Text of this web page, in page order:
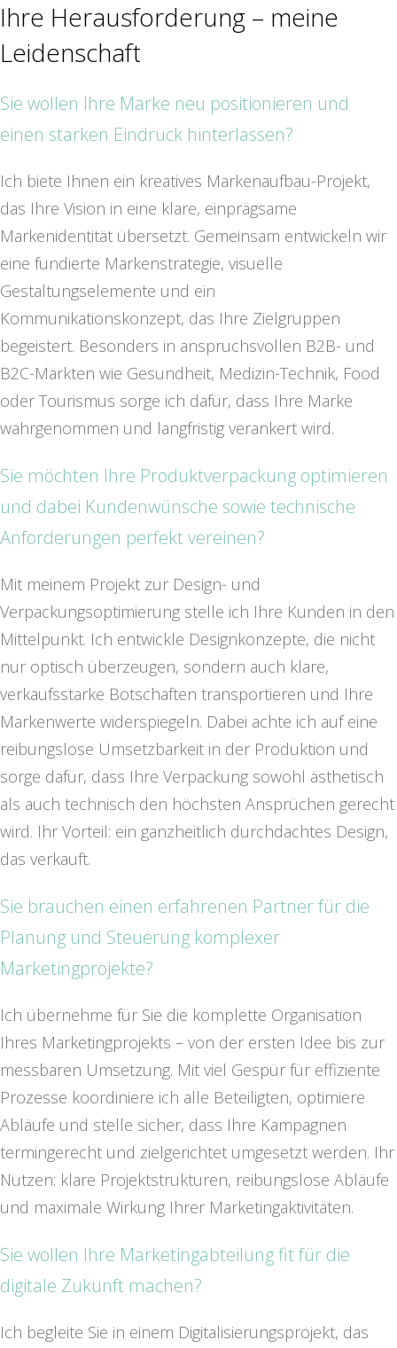
Ihre Herausforderung – meine
Leidenschaft
Sie wollen Ihre Marke neu positionieren und
einen starken Eindruck hinterlassen?
Ich biete Ihnen ein kreatives Markenaufbau-Projekt,
das Ihre Vision in eine klare, einprägsame
Markenidentität übersetzt. Gemeinsam entwickeln wir
eine fundierte Markenstrategie, visuelle
Gestaltungselemente und ein
Kommunikationskonzept, das Ihre Zielgruppen
begeistert. Besonders in anspruchsvollen B2B- und
B2C-Märkten wie Gesundheit, Medizin-Technik, Food
oder Tourismus sorge ich dafür, dass Ihre Marke
wahrgenommen und langfristig verankert wird.
Sie möchten Ihre Produktverpackung optimieren
und dabei Kundenwünsche sowie technische
Anforderungen perfekt vereinen?
Mit meinem Projekt zur Design- und
Verpackungsoptimierung stelle ich Ihre Kunden in den
Mittelpunkt. Ich entwickle Designkonzepte, die nicht
nur optisch überzeugen, sondern auch klare,
verkaufsstarke Botschaften transportieren und Ihre
Markenwerte widerspiegeln. Dabei achte ich auf eine
reibungslose Umsetzbarkeit in der Produktion und
sorge dafür, dass Ihre Verpackung sowohl ästhetisch
als auch technisch den höchsten Ansprüchen gerecht
wird. Ihr Vorteil: ein ganzheitlich durchdachtes Design,
das verkauft.
Sie brauchen einen erfahrenen Partner für die
Planung und Steuerung komplexer
Marketingprojekte?
Ich übernehme für Sie die komplette Organisation
Ihres Marketingprojekts – von der ersten Idee bis zur
messbaren Umsetzung. Mit viel Gespür für effiziente
Prozesse koordiniere ich alle Beteiligten, optimiere
Abläufe und stelle sicher, dass Ihre Kampagnen
termingerecht und zielgerichtet umgesetzt werden. Ihr
Nutzen: klare Projektstrukturen, reibungslose Abläufe
und maximale Wirkung Ihrer Marketingaktivitäten.
Sie wollen Ihre Marketingabteilung fit für die
digitale Zukunft machen?
Ich begleite Sie in einem Digitalisierungsprojekt, das